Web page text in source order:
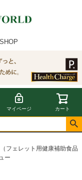
マイページ カート
フェレット用健康補助食品
ー